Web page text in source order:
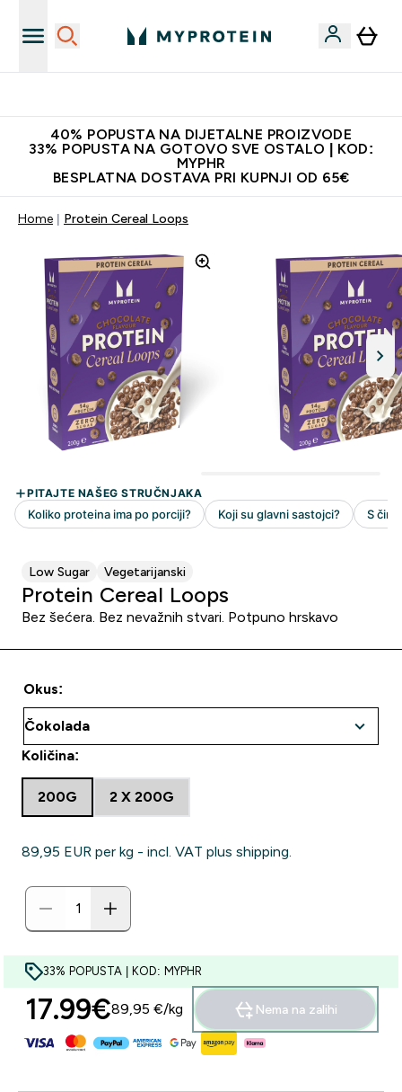
40% POPUSTA NA DIJETALNE PROIZVODE
33% POPUSTA NA GOTOVO SVE OSTALO | KOD:
MYPHR
BESPLATNA DOSTAVA PRI KUPNJI OD 65€
Home Protein Cereal Loops
Low Sugar Vegetarijanski
Protein Cereal Loops
Bez šećera. Bez nevažnih stvari. Potpuno hrskavo
Okus:
Količina:
200G 2 X 200G
89,95 EUR‎ per kg - incl. VAT plus shipping.
33% POPUSTA | KOD: MYPHR
17.99€‎89,95 €‎/kg Nema na zalihi